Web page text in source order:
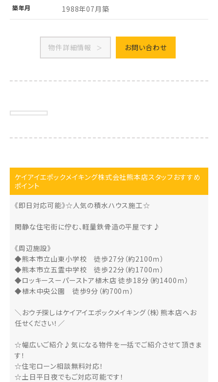
築年月 1988年07月築
物件詳細情報 お問い合わせ
ケイアイエポックメイキング株式会社熊本店スタッフおすすめ
ポイント
《即日対応可能》☆人気の積水ハウス施工☆
閑静な住宅街に佇む、軽量鉄骨造の平屋です♪
《周辺施設》
◆熊本市立山東小学校 徒歩27分（約2100ｍ）
◆熊本市立五霊中学校 徒歩22分（約1700ｍ）
◆ロッキースーパーストア植木店 徒歩18分（約1400ｍ）
◆植木中央公園 徒歩9分（約700ｍ）
＼おウチ探しはケイアイエポックメイキング（株）熊本店へお
任せください！／
☆幅広いご紹介♪気になる物件を一括でご紹介させて頂きま
す！
☆住宅ローン相談無料対応！
☆土日平日夜でもご対応可能です！